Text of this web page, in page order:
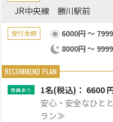
JR中央線 勝川駅前
受付金額
6000円 ～
8000円 ～
1名(税込)： 6600
安心・安全なひと
ラン≫